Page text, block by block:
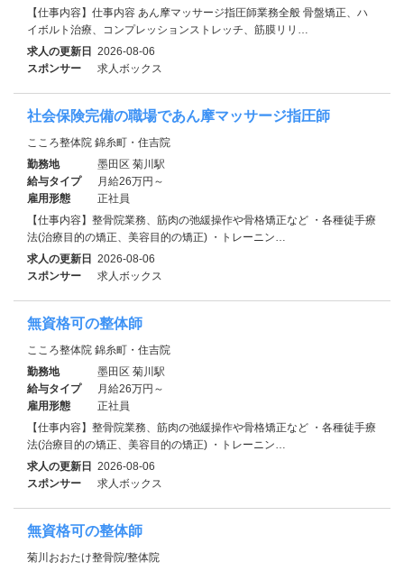
【仕事内容】仕事内容 あん摩マッサージ指圧師業務全般 骨盤矯正、ハ
イボルト治療、コンプレッションストレッチ、筋膜リリ…
求人の更新日 2026-08-06
スポンサー
求人ボックス
社会保険完備の職場であん摩マッサージ指圧師
こころ整体院 錦糸町・住吉院
勤務地
墨田区 菊川駅
給与タイプ
月給26万円～
雇用形態
正社員
【仕事内容】整骨院業務、筋肉の弛緩操作や骨格矯正など ・各種徒手療
法(治療目的の矯正、美容目的の矯正) ・トレーニン…
求人の更新日 2026-08-06
スポンサー
求人ボックス
無資格可の整体師
こころ整体院 錦糸町・住吉院
勤務地
墨田区 菊川駅
給与タイプ
月給26万円～
雇用形態
正社員
【仕事内容】整骨院業務、筋肉の弛緩操作や骨格矯正など ・各種徒手療
法(治療目的の矯正、美容目的の矯正) ・トレーニン…
求人の更新日 2026-08-06
スポンサー
求人ボックス
無資格可の整体師
菊川おおたけ整骨院/整体院